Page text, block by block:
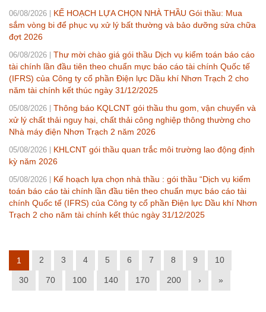
06/08/2026
KẾ HOẠCH LỰA CHỌN NHÀ THẦU Gói thầu: Mua
sắm vòng bi để phục vụ xử lý bất thường và bảo dưỡng sửa chữa
đợt 2026
06/08/2026
Thư mời chào giá gói thầu Dịch vụ kiểm toán báo cáo
tài chính lần đầu tiên theo chuẩn mực báo cáo tài chính Quốc tế
(IFRS) của Công ty cổ phần Điện lực Dầu khí Nhơn Trạch 2 cho
năm tài chính kết thúc ngày 31/12/2025
05/08/2026
Thông báo KQLCNT gói thầu thu gom, vận chuyển và
xử lý chất thải nguy hại, chất thải công nghiệp thông thường cho
Nhà máy điện Nhơn Trạch 2 năm 2026
05/08/2026
KHLCNT gói thầu quan trắc môi trường lao động định
kỳ năm 2026
05/08/2026
Kế hoạch lựa chọn nhà thầu : gói thầu “Dịch vụ kiểm
toán báo cáo tài chính lần đầu tiên theo chuẩn mực báo cáo tài
chính Quốc tế (IFRS) của Công ty cổ phần Điện lực Dầu khí Nhơn
Trạch 2 cho năm tài chính kết thúc ngày 31/12/2025
1 2 3 4 5 6 7 8 9 10
30 70 100 140 170 200 › »